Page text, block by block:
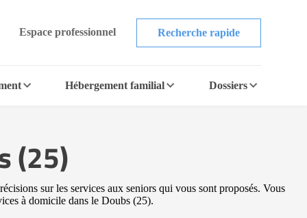
Espace professionnel Recherche rapide
Hébergement familial Dossiers
(25)
sur les services aux seniors qui vous sont proposés. Vous
à domicile dans le Doubs (25).